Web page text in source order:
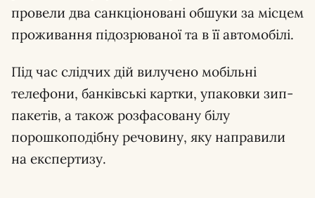
провели два санкціоновані обшуки за місцем
проживання підозрюваної та в її автомобілі.
Під час слідчих дій вилучено мобільні
телефони, банківські картки, упаковки зип-
пакетів, а також розфасовану білу
порошкоподібну речовину, яку направили
на експертизу.